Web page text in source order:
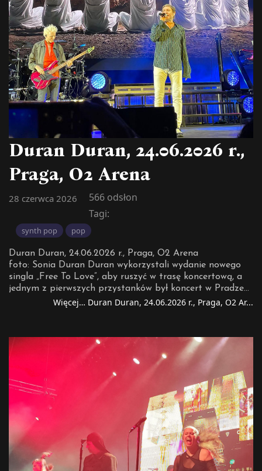
Duran Duran, 24.06.2026 r.,
Praga, O2 Arena
28 czerwca 2026
566 odsłon
Tagi:
synth pop pop
Duran Duran, 24.06.2026 r., Praga, O2 Arena
foto: Sonia Duran Duran wykorzystali wydanie nowego
singla „Free To Love”, aby ruszyć w trasę koncertową, a
jednym z pierwszych przystanków był koncert w Pradze
24 czerwca 2026 roku. Kiedy wchodziłem do nowoczesnej,
mieszka na pustyni, to trzeba się pogodzić z życiem
koncertowego nomada... Wpierw jako support wystąpiły
dziewczyny z lokalnej grupy Vesna – czeski miks popu i
folku, czyli coś, co można by opisać jako „Brathanki, ale w
wersji streamingowej”. foto: Darek A potem weszli oni -
Duran Duran, którzy w całości wypełnili halę, z wyjątkiem
drobnych „placków” na trybunach znajdujących się w
bocznych łukach przy samej scenie. Robbie Williams na
swoich koncertach mówi o nich jako o „shitty tickets” i
twierdzi, że kupują je osoby, które chcą go słuchać, ale
niekoniecznie oglądać, bo jest stary i brzydki :-) Setlista?
Dla kogoś, kto widział ich wcześniej – bez wielkich
Więcej… Duran Duran, 24.06.2026 r., Praga, O2 Ar...